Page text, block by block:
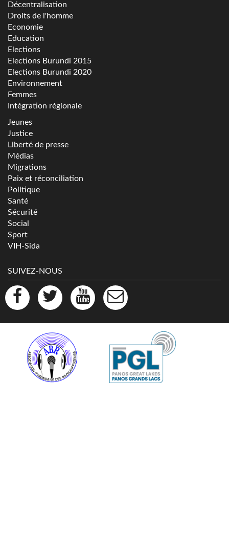
Décentralisation
Droits de l'homme
Economie
Education
Elections
Elections Burundi 2015
Elections Burundi 2020
Environnement
Femmes
Intégration régionale
Jeunes
Justice
Liberté de presse
Médias
Migrations
Paix et réconciliation
Politique
Santé
Sécurité
Social
Sport
VIH-Sida
SUIVEZ-NOUS